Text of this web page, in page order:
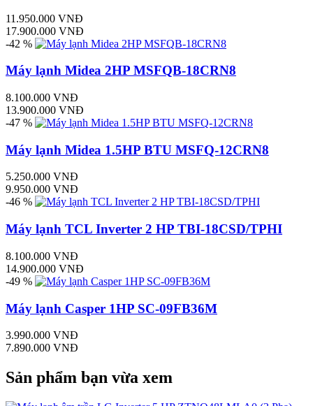
11.950.000 VNĐ
17.900.000 VNĐ
-42 %
Máy lạnh Midea 2HP MSFQB-18CRN8
8.100.000 VNĐ
13.900.000 VNĐ
-47 %
Máy lạnh Midea 1.5HP BTU MSFQ-12CRN8
5.250.000 VNĐ
9.950.000 VNĐ
-46 %
Máy lạnh TCL Inverter 2 HP TBI-18CSD/TPHI
8.100.000 VNĐ
14.900.000 VNĐ
-49 %
Máy lạnh Casper 1HP SC-09FB36M
3.990.000 VNĐ
7.890.000 VNĐ
Sản phẩm bạn vừa xem